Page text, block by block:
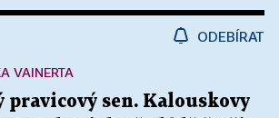
ODEBÍRAT
pravicový sen. Kalouskovy
VAINERTA